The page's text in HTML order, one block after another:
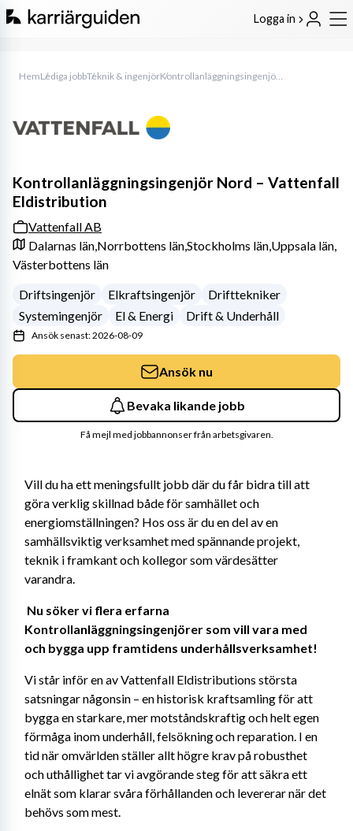
Logga in
HemLediga jobbTeknik & ingenjör Kontrollanläggningsingenjör Nord – Vattenfall Eldistribution
Vill du ha ett meningsfullt jobb där du får bidra till att
göra verklig skillnad både för samhället och
energiomställningen? Hos oss är du en del av en
samhällsviktig verksamhet med spännande projekt,
teknik i framkant och kollegor som värdesätter
varandra.
Nu söker vi flera erfarna
Kontrollanläggningsingenjörer som vill vara med
och bygga upp framtidens underhållsverksamhet!
Vi står inför en av Vattenfall Eldistributions största
satsningar någonsin – en historisk kraftsamling för att
bygga en starkare, mer motståndskraftig och helt egen
förmåga inom underhåll, felsökning och reparation. I en
tid när omvärlden ställer allt högre krav på robusthet
och uthållighet tar vi avgörande steg för att säkra ett
elnät som klarar svåra förhållanden och levererar när det
behövs som mest.
Kontrollanläggningsingenjör Nord – Vattenfall
Eldistribution
Vattenfall AB
Dalarnas län,Norrbottens län,Stockholms län,Uppsala län,
Västerbottens län
Driftsingenjör
Elkraftsingenjör
Drifttekniker
Systemingenjör
El & Energi Drift & Underhåll
Ansök senast: 2026-08-09
Ansök nu
Bevaka likande jobb
Få mejl med jobbannonser från arbetsgivaren.